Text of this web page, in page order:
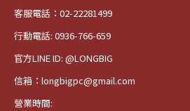
客服電話：02-22281499
行動電話: 0936-766-659
官方LINE ID: @LONGBIG
信箱：longbigpc@gmail.com
營業時間: